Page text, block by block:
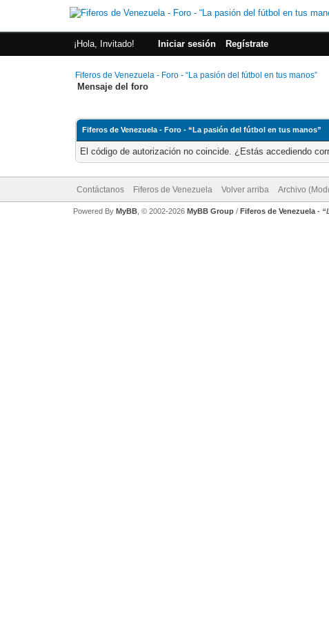
¡Hola, Invitado! Iniciar sesión Regístrate
Fiferos de Venezuela - Foro - “La pasión del fútbol en tus manos”
Mensaje del foro
Fiferos de Venezuela - Foro - “La pasión del fútbol en tus manos”
El código de autorización no coincide. ¿Estás accediendo
Contáctanos Fiferos de Venezuela Volver arriba Archivo
Powered By MyBB, © 2002-2026 MyBB Group/ Fiferos de Venezuela-